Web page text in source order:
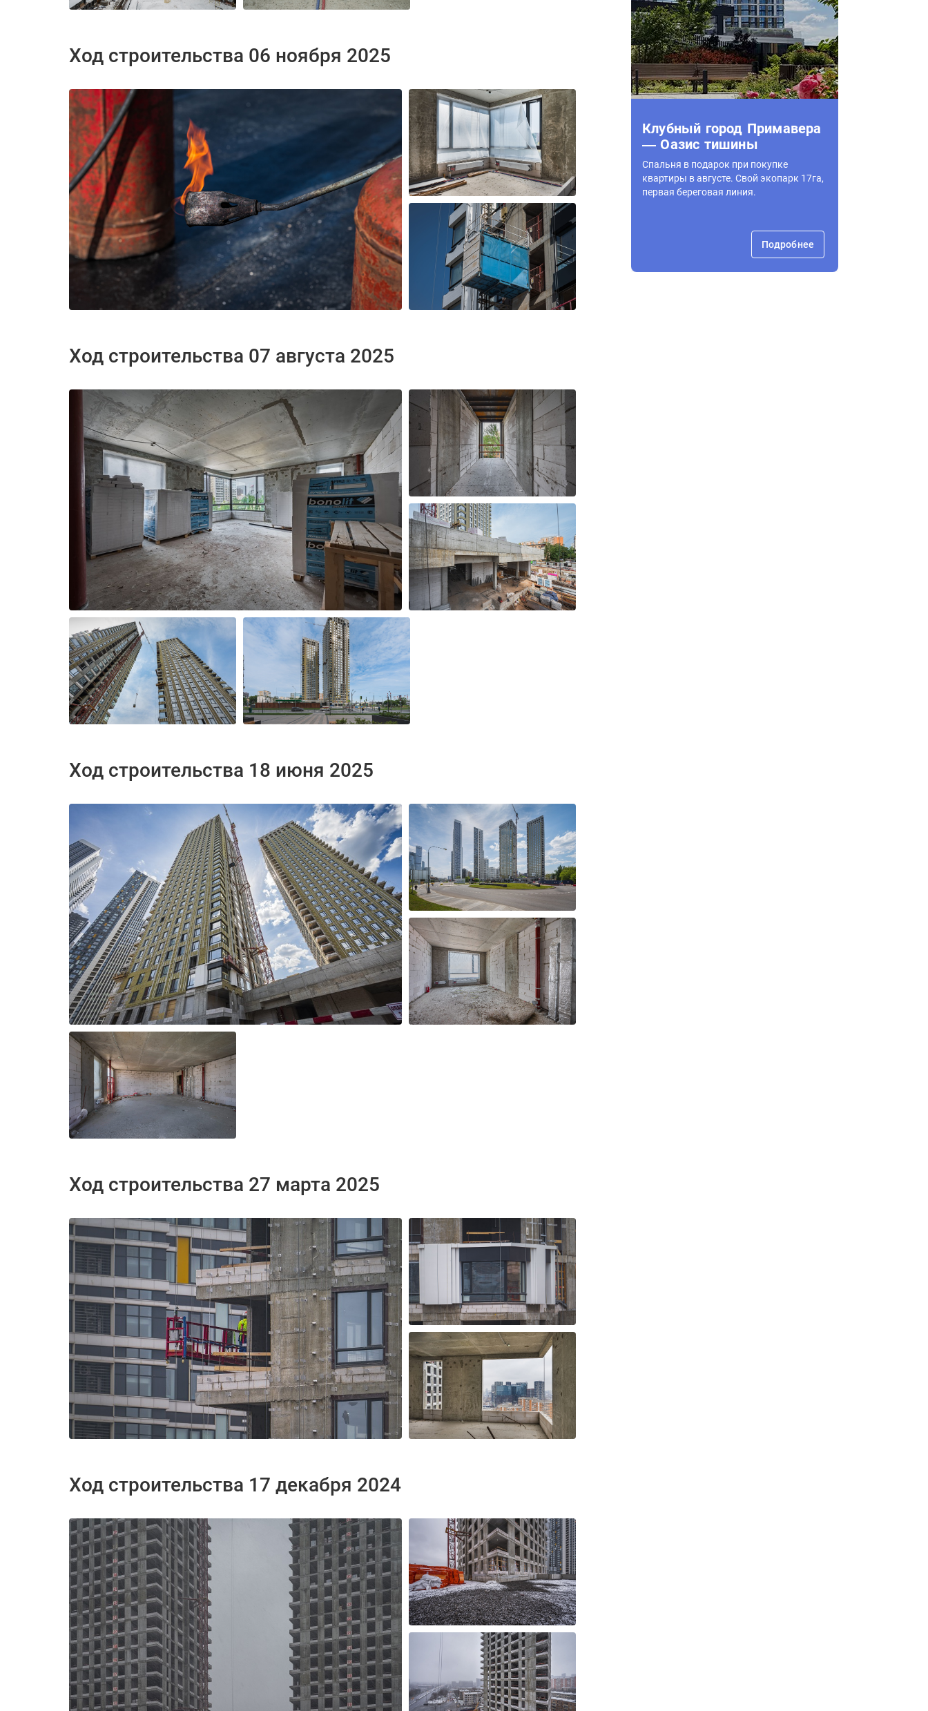
Клубный город Примавера
— Оазис тишины
Спальня в подарок при покупке
квартиры в августе. Свой экопарк 17га,
первая береговая линия.
Подробнее
Ход строительства 06 ноября 2025
Ход строительства 07 августа 2025
Ход строительства 18 июня 2025
Ход строительства 27 марта 2025
Ход строительства 17 декабря 2024